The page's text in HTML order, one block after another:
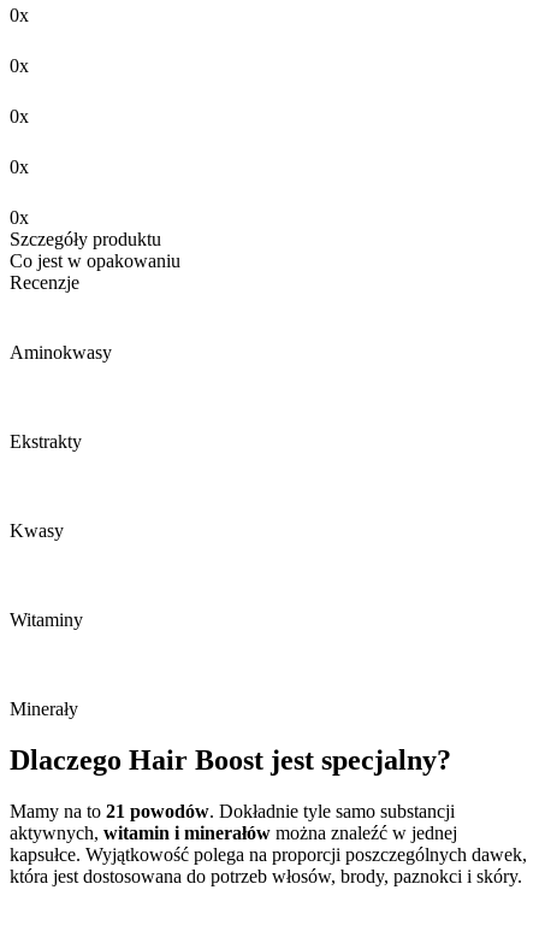
0x
0x
0x
0x
0x
Szczegóły produktu
Co jest w opakowaniu
Recenzje
Aminokwasy
Ekstrakty
Kwasy
Witaminy
Minerały
Dlaczego Hair Boost jest specjalny?
Mamy na to 21 powodów. Dokładnie tyle samo substancji
aktywnych, witamin i minerałów można znaleźć w jednej
kapsułce. Wyjątkowość polega na proporcji poszczególnych dawek,
która jest dostosowana do potrzeb włosów, brody, paznokci i skóry.